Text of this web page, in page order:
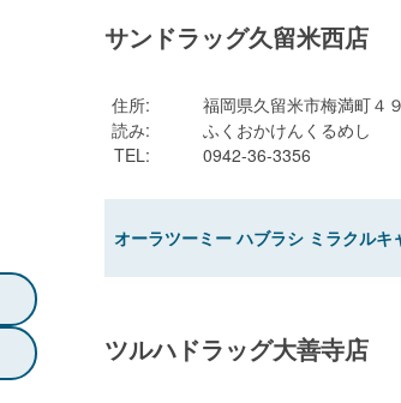
サンドラッグ久留米西店
住所:
福岡県久留米市梅満町４
読み:
ふくおかけんくるめし
TEL: 0942-36-3356
オーラツーミー ハブラシ ミラクルキ
ツルハドラッグ大善寺店